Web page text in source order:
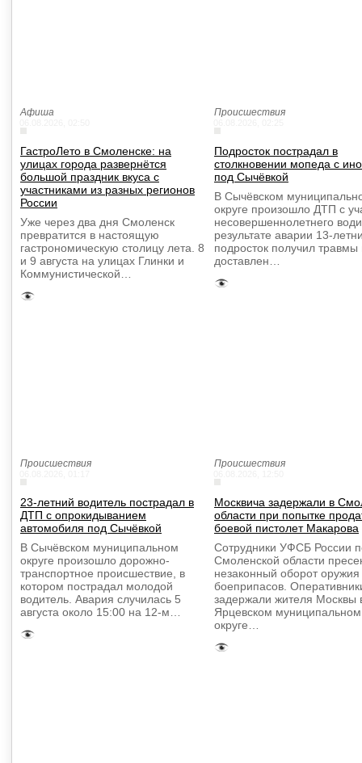
Афиша
ГастроЛето в Смоленске: на
улицах города развернётся
большой праздник вкуса с
участниками из разных регионов
России
Уже через два дня Смоленск
превратится в настоящую
гастрономическую столицу лета. 8
и 9 августа на улицах Глинки и
Коммунистической…
Происшествия
Подросток пострадал в
столкновении мопеда с
под Сычёвкой
В Сычёвском
округе произошло ДТП с
несовершеннолетнего
результате аварии 13-
подросток получил
доставлен…
Происшествия
23-летний водитель пострадал в
ДТП с опрокидыванием
автомобиля под Сычёвкой
В Сычёвском муниципальном
округе произошло дорожно-
транспортное происшествие, в
котором пострадал молодой
водитель. Авария случилась 5
августа около 15:00 на 12-м…
Происшествия
Москвича задержали в
области при попытке
боевой пистолет Макарова
Сотрудники УФСБ России
Смоленской области
незаконный оборот оружия
боеприпасов.
задержали жителя Москвы
Ярцевском муниципальном
округе…